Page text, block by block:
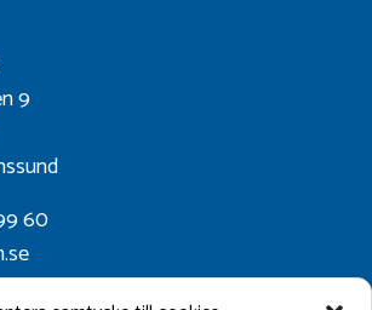
9
60